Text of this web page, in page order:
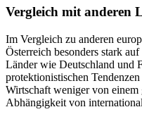
Vergleich mit anderen
Im Vergleich zu anderen
Österreich besonders stark
Länder wie Deutschland und
protektionistischen
Wirtschaft weniger von
Abhängigkeit von